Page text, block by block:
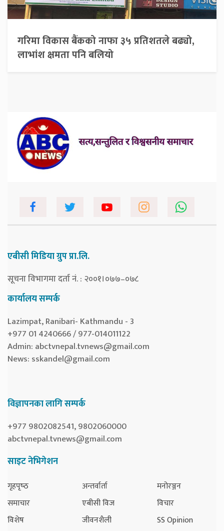
गरिमा विकास बैंकको नाफा ३५ प्रतिशतले बढ्यो,
लाभांश क्षमता पनि बलियो
एबीसी मिडिया ग्रुप प्रा.लि.
सूचना विभागमा दर्ता नं. : २००१।०७७–०७८
कार्यालय सम्पर्क
Lazimpat, Ranibari- Kathmandu - 3
+977 01 4240666 / 977-014011122
Admin: abctvnepal.tvnews@gmail.com
News: sskandel@gmail.com
विज्ञापनका लागि सम्पर्क
+977 9802082541, 9802060000
abctvnepal.tvnews@gmail.com
साइट नेभिगेशन
गृहपृष्‍ठ
समाचार
विशेष
अन्तर्वार्ता
एबीसी विज
जीवनशैली
मनोरञ्जन
विचार
SS Opinion